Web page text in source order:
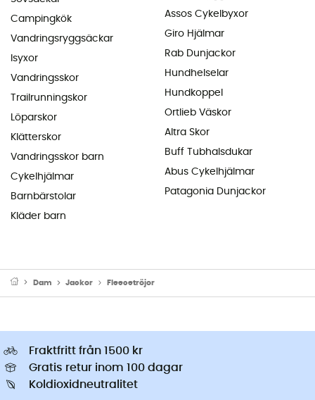
Campingkök
Vandringsryggsäckar
Isyxor
Vandringsskor
Trailrunningskor
Löparskor
Klätterskor
Vandringsskor barn
Cykelhjälmar
Barnbärstolar
Kläder barn
Assos Cykelbyxor
Giro Hjälmar
Rab Dunjackor
Hundhelselar
Hundkoppel
Ortlieb Väskor
Altra Skor
Buff Tubhalsdukar
Abus Cykelhjälmar
Patagonia Dunjackor
Dam Jackor Fleecetröjor
Fraktfritt från 1500 kr
Gratis retur inom 100 dagar
Koldioxidneutralitet